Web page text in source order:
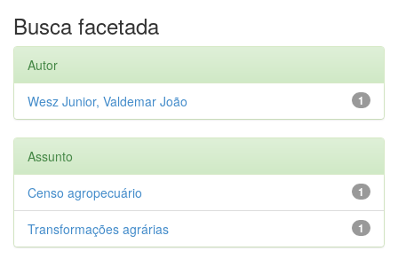
Busca facetada
Autor
1
Wesz Junior, Valdemar João
Assunto
1
Censo agropecuário
1
Transformações agrárias